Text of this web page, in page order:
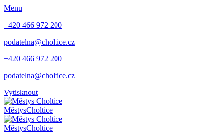
Menu
+420 466 972 200
podatelna@choltice.cz
+420 466 972 200
podatelna@choltice.cz
Vytisknout
MěstysCholtice
MěstysCholtice